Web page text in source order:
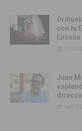
con la
17/07/
Juan
16/07/